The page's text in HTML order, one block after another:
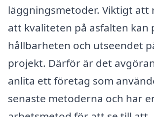
läggningsmetoder. Viktigt att
att kvaliteten på asfalten kan
hållbarheten och utseendet
projekt. Därför är det
anlita ett företag som
senaste metoderna och har